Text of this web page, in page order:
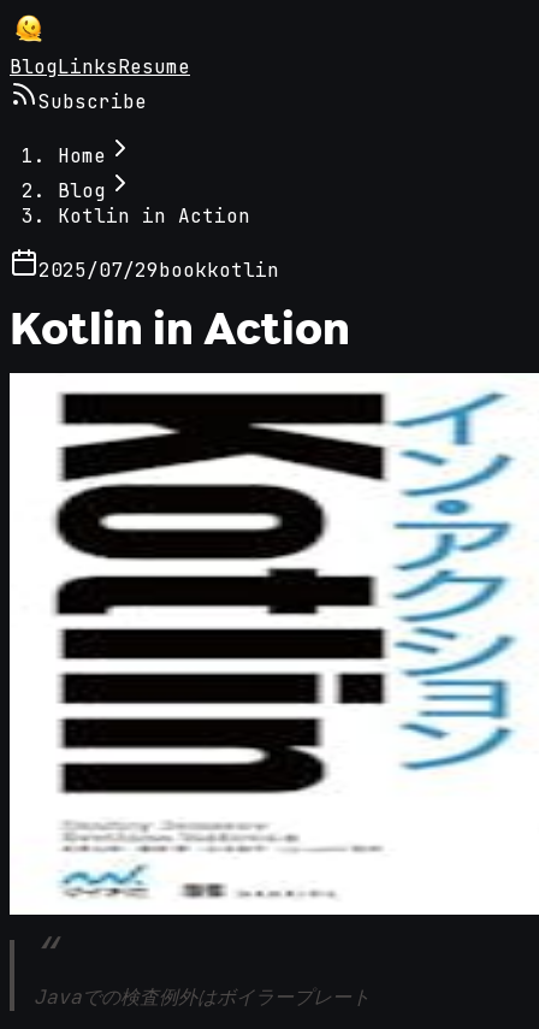
BlogLinksResume
Subscribe
Home
Blog
Kotlin in Action
2025/07/29bookkotlin
Kotlin in Action
Javaでの検査例外はボイラープレート